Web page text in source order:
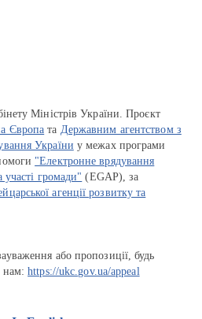
Міністрів України. Проєкт
Європа та Державним агентством з
України у межах програми
"Електронне врядування
участі громади" (EGAP), за
агенції розвитку та
або пропозиції, будь
нам:https://ukc.gov.ua/appeal